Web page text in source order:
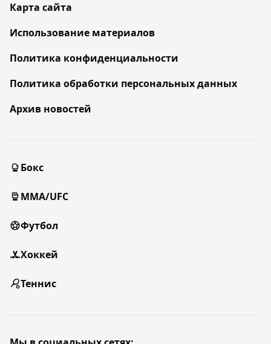
Карта сайта
Использование материалов
Политика конфиденциальности
Политика обработки персональных данных
Архив новостей
Бокс
MMA/UFC
Футбол
Хоккей
Теннис